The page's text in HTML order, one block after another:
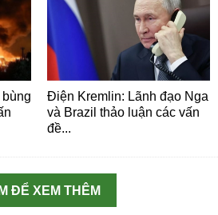
Điện Kremlin: Lãnh đạo Nga
và Brazil thảo luận các vấn
đề...
ĐỂ XEM THÊM